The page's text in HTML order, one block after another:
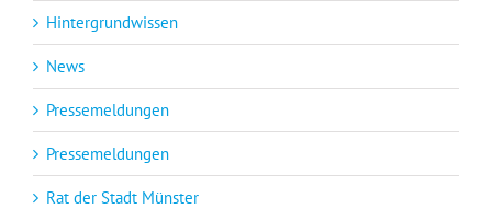
Hintergrundwissen
News
Pressemeldungen
Pressemeldungen
Rat der Stadt Münster